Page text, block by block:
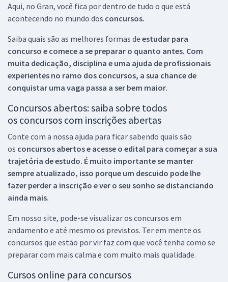
Aqui, no Gran, você fica por dentro de tudo o que está
acontecendo no mundo dos concursos.
Saiba quais são as melhores formas de estudar para
concurso e comece a se preparar o quanto antes. Com
muita dedicação, disciplina e uma ajuda de profissionais
experientes no ramo dos concursos, a sua chance de
conquistar uma vaga passa a ser bem maior.
Concursos abertos: saiba sobre todos
os concursos com inscrições abertas
Conte com a nossa ajuda para ficar sabendo quais são
os concursos abertos e acesse o edital para começar a sua
trajetória de estudo. É muito importante se manter
sempre atualizado, isso porque um descuido pode lhe
fazer perder a inscrição e ver o seu sonho se distanciando
ainda mais.
Em nosso site, pode-se visualizar os concursos em
andamento e até mesmo os previstos. Ter em mente os
concursos que estão por vir faz com que você tenha como se
preparar com mais calma e com muito mais qualidade.
Cursos online para concursos